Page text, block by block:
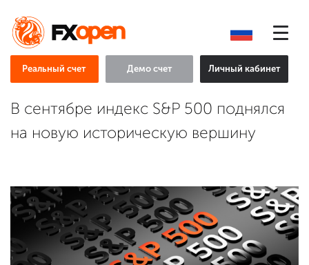
Реальный счет Демо счет Личный кабинет
В сентябре индекс S&P 500 поднялся
на новую историческую вершину